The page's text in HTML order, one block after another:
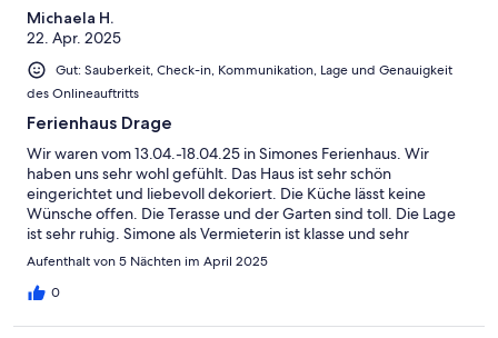
Michaela H.
22. Apr. 2025
Gut: Sauberkeit, Check-in, Kommunikation, Lage und Genauigkeit
des Onlineauftritts
Ferienhaus Drage
Wir waren vom 13.04.-18.04.25 in Simones Ferienhaus. Wir
haben uns sehr wohl gefühlt. Das Haus ist sehr schön
eingerichtet und liebevoll dekoriert. Die Küche lässt keine
Wünsche offen. Die Terasse und der Garten sind toll. Die Lage
ist sehr ruhig. Simone als Vermieterin ist klasse und sehr
sympathisch. Sie war für Fragen immer erreichbar. Es fehlt an
nichts. Das Ferienhaus ist absolut empfehlenswert und wir
kommen gerne wieder.
Aufenthalt von 5 Nächten im April 2025
0